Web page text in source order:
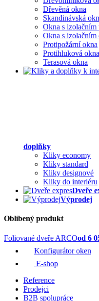
Dřevěná okna
Skandinávská
Okna s izolačním
Okna s izolačním
Protipožární okna
Protihluková okna
Terasová okna
doplňky
Kliky economy
Kliky standard
Kliky designové
Kliky do interiéru
Dveře
Výprodej
Oblíbený produkt
Foliované dveře ARCOod 6
Konfigurátor oken
E-shop
Reference
Prodejci
B2B spolupráce